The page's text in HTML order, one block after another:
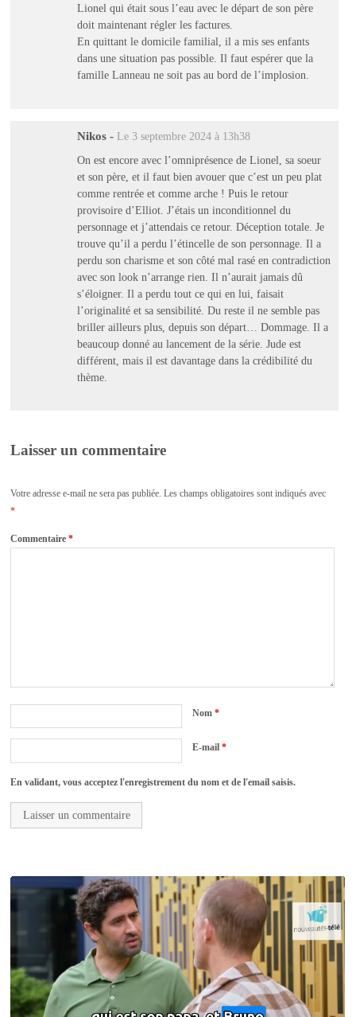
Lionel qui était sous l’eau avec le départ de son père
doit maintenant régler les factures.
En quittant le domicile familial, il a mis ses enfants
dans une situation pas possible. Il faut espérer que la
famille Lanneau ne soit pas au bord de l’implosion.
Nikos - Le 3 septembre 2024 à 13h38
On est encore avec l’omniprésence de Lionel, sa soeur
et son père, et il faut bien avouer que c’est un peu plat
comme rentrée et comme arche ! Puis le retour
provisoire d’Elliot. J’étais un inconditionnel du
personnage et j’attendais ce retour. Déception totale. Je
trouve qu’il a perdu l’étincelle de son personnage. Il a
perdu son charisme et son côté mal rasé en contradiction
avec son look n’arrange rien. Il n’aurait jamais dû
s’éloigner. Il a perdu tout ce qui en lui, faisait
l’originalité et sa sensibilité. Du reste il ne semble pas
briller ailleurs plus, depuis son départ… Dommage. Il a
beaucoup donné au lancement de la série. Jude est
différent, mais il est davantage dans la crédibilité du
thème.
Laisser un commentaire
Votre adresse e-mail ne sera pas publiée. Les champs obligatoires sont indiqués avec
*
Commentaire*
Nom*
E-mail*
En validant, vous acceptez l'enregistrement du nom et de l'email saisis.